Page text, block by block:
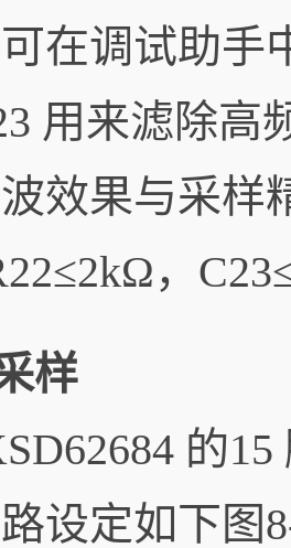
在调试助手
来滤除高频
效果与采样
，
样
的15
设定如下图